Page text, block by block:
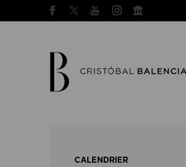
CALENDRIER